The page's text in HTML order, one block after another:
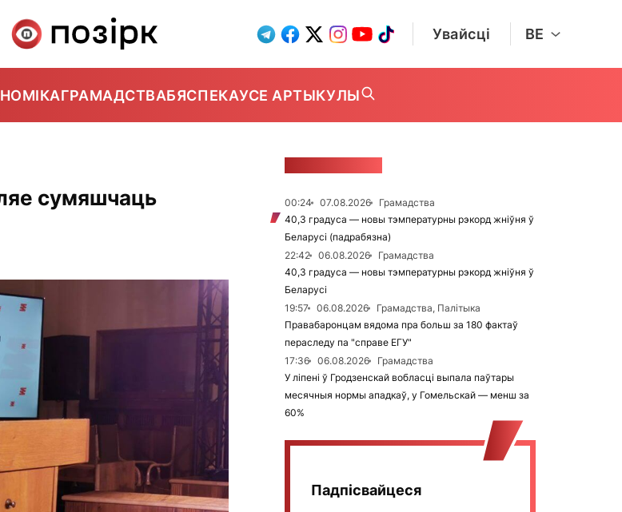
Увайсці BE
ГРАМАДСТВАБЯСПЕКАУСЕ АРТЫКУЛЫ
сумяшчаць
00:24 07.08.2026
Грамадства
40,3 градуса — новы тэмпературны рэкорд жніўня ў
Беларусі (падрабязна)
22:42
06.08.2026
Грамадства
40,3 градуса — новы тэмпературны рэкорд жніўня ў
Беларусі
19:57
06.08.2026
Грамадства, Палітыка
Правабаронцам вядома пра больш за 180 фактаў
пераследу па "справе ЕГУ"
17:36
06.08.2026
Грамадства
У ліпені ў Гродзенскай вобласці выпала паўтары
месячныя нормы ападкаў, у Гомельскай — менш за
60%
Падпісвайцеся